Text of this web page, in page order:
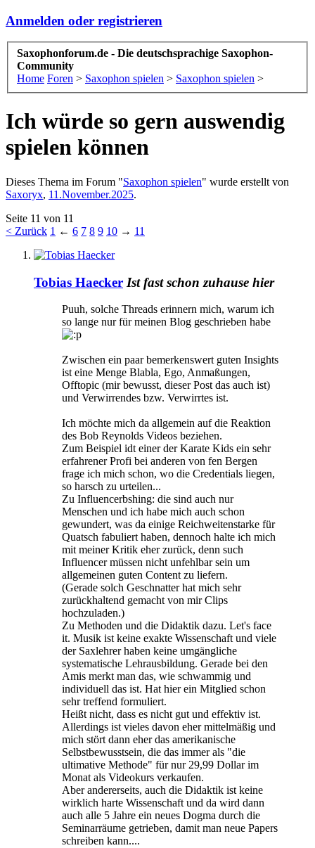
Anmelden oder registrieren
Saxophonforum.de - Die deutschsprachige Saxophon-
Community
Home Foren > Saxophon spielen > Saxophon spielen >
Ich würde so gern auswendig
spielen können
Dieses Thema im Forum "Saxophon spielen" wurde erstellt von
Saxoryx, 11.November.2025.
Seite 11 von 11
< Zurück 1 ← 6 7 8 9 10 → 11
Tobias Haecker Ist fast schon zuhause hier
Puuh, solche Threads erinnern mich, warum ich
so lange nur für meinen Blog geschrieben habe
Zwischen ein paar bemerkenswert guten Insights
ist eine Menge Blabla, Ego, Anmaßungen,
Offtopic (mir bewusst, dieser Post das auch ist)
und Verwirrendes bzw. Verwirrtes ist.
Ich möchte mich da allgemein auf die Reaktion
des Bob Reynolds Videos beziehen.
Zum Beispiel idt einer der Karate Kids ein sehr
erfahrener Profi bei anderen von fen Bergen
frage ich mich schon, wo die Credentials liegen,
so harsch zu urteilen...
Zu Influencerbshing: die sind auch nur
Menschen und ich habe mich auch schon
gewundert, was da einige Reichweitenstarke für
Quatsch fabuliert haben, dennoch halte ich mich
mit meiner Kritik eher zurück, denn such
Influencer müssen nicht unfehlbar sein um
allgemeinen guten Content zu liefern.
(Gerade solch Geschnatter hat mich sehr
zurückhaltend gemacht von mir Clips
hochzuladen.)
Zu Methoden und die Didaktik dazu. Let's face
it. Musik ist keine exakte Wissenschaft und viele
der Saxlehrer haben keine umgängliche
systematische Lehrausbildung. Gerade bei den
Amis merkt man das, wie schwammig und
individuell das ist. Hat hier ein Mitglied schon
sehr treffend formuliert.
Heißt nicht, dass es nicht gut und effektiv ist.
Allerdings ist vieles davon eher mittelmäßig und
mich stört dann eher das amerikanische
Selbstbewusstsein, die das immer als "die
ultimative Methode" für nur 29,99 Dollar im
Monat als Videokurs verkaufen.
Aber andererseits, auch die Didaktik ist keine
wirklich harte Wissenschaft und da wird dann
auch alle 5 Jahre ein neues Dogma durch die
Seminarräume getrieben, damit man neue Papers
schreiben kann....